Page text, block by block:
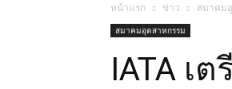
หน้าแรก ข่าว สมาคม
สมาคมอุตสาหกรรม
IATA เ